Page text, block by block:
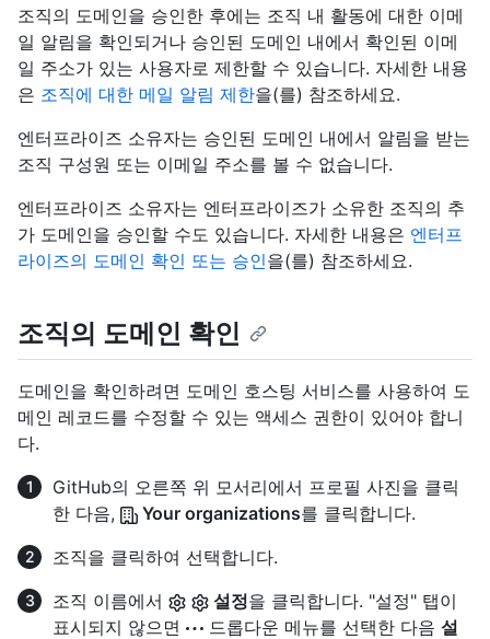
조직의 도메인을 승인한 후에는 조직 내 활동에 대한 이메
일 알림을 확인되거나 승인된 도메인 내에서 확인된 이메
일 주소가 있는 사용자로 제한할 수 있습니다. 자세한 내용
은 조직에 대한 메일 알림 제한을(를) 참조하세요.
엔터프라이즈 소유자는 승인된 도메인 내에서 알림을 받는
조직 구성원 또는 이메일 주소를 볼 수 없습니다.
엔터프라이즈 소유자는 엔터프라이즈가 소유한 조직의 추
가 도메인을 승인할 수도 있습니다. 자세한 내용은 엔터프
라이즈의 도메인 확인 또는 승인을(를) 참조하세요.
조직의 도메인 확인
도메인을 확인하려면 도메인 호스팅 서비스를 사용하여 도
메인 레코드를 수정할 수 있는 액세스 권한이 있어야 합니
다.
GitHub의 오른쪽 위 모서리에서 프로필 사진을 클릭
한 다음,
Your organizations를 클릭합니다.
조직을 클릭하여 선택합니다.
조직 이름에서
설정을 클릭합니다. "설정" 탭이
표시되지 않으면
드롭다운 메뉴를 선택한 다음 설